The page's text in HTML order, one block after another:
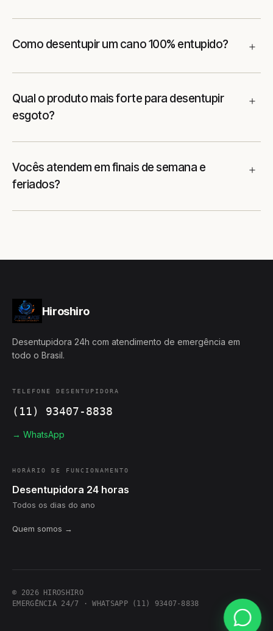
Como desentupir um cano 100% entupido?
Qual o produto mais forte para desentupir
esgoto?
Vocês atendem em finais de semana e
feriados?
Hiroshiro
Desentupidora 24h com atendimento de emergência em
todo o Brasil.
TELEFONE DESENTUPIDORA
(11) 93407-8838
→ WhatsApp
HORÁRIO DE FUNCIONAMENTO
Desentupidora 24 horas
Todos os dias do ano
Quem somos →
© 2026 HIROSHIRO
EMERGÊNCIA 24/7 · WHATSAPP (11) 93407-8838